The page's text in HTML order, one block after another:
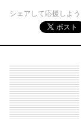
シェアして応援しよう
ポスト